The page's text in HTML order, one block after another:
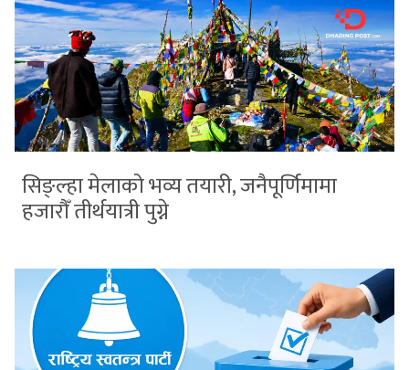
सिङ्ल्हा मेलाको भव्य तयारी, जनैपूर्णिमामा
हजारौँ तीर्थयात्री पुग्ने